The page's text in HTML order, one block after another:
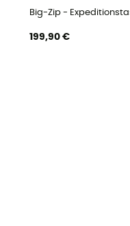
Big-Zip -
199,90 €